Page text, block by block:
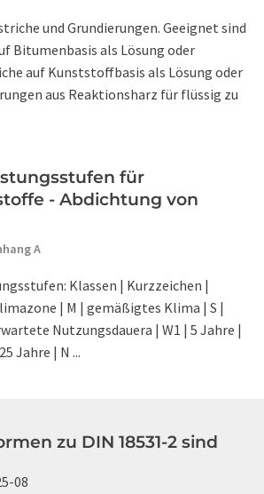
und Grundierungen. Geeignet sind
Bitumenbasis als Lösung oder
auf Kunststoffbasis als Lösung oder
aus Reaktionsharz für flüssig zu
für
- Abdichtung von
A
Klassen | Kurzzeichen |
| M | gemäßigtes Klima | S |
Nutzungsdauera | W1 | 5 Jahre |
Jahre | N ...
zu DIN 18531-2 sind
08